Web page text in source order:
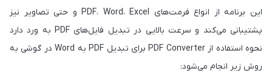
این برنامه از انواع فرمت‌های PDF، Word، Excel و حتی تصاویر نیز
پشتیبانی می‌کند و سرعت بالایی در تبدیل فایل‌های PDF به ورد دارد
نحوه استفاده از PDF Converter برای تبدیل PDF به Word در گوشی به
روش زیر انجام می‌شود: